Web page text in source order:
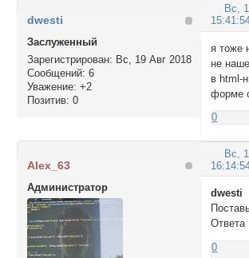
Вс,
dwesti
Заслуженный
Зарегистрирован: Вс, 19 Авг 2018
Сообщений: 6
Уважение: +2
Позитив: 0
я тоже
не
в html-
форме
0
Вс,
Alex_63
Администратор
dwesti
Ответа
0